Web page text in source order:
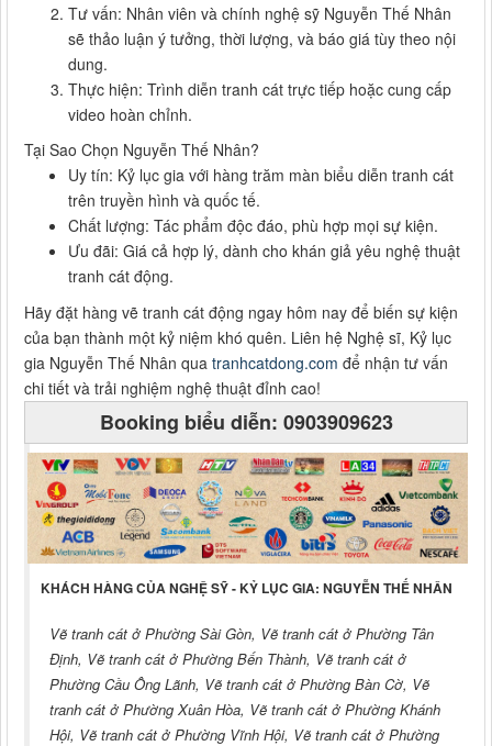
Tư vấn: Nhân viên và chính nghệ sỹ Nguyễn Thế Nhân
sẽ thảo luận ý tưởng, thời lượng, và báo giá tùy theo nội
dung.
Thực hiện: Trình diễn tranh cát trực tiếp hoặc cung cấp
video hoàn chỉnh.
Tại Sao Chọn Nguyễn Thế Nhân?
Uy tín: Kỷ lục gia với hàng trăm màn biểu diễn tranh cát
trên truyền hình và quốc tế.
Chất lượng: Tác phẩm độc đáo, phù hợp mọi sự kiện.
Ưu đãi: Giá cả hợp lý, dành cho khán giả yêu nghệ thuật
tranh cát động.
Hãy đặt hàng vẽ tranh cát động ngay hôm nay để biến sự kiện
của bạn thành một kỷ niệm khó quên. Liên hệ Nghệ sĩ, Kỷ lục
gia Nguyễn Thế Nhân qua tranhcatdong.com để nhận tư vấn
chi tiết và trải nghiệm nghệ thuật đỉnh cao!
Booking biểu diễn: 0903909623
KHÁCH HÀNG CỦA NGHỆ SỸ - KỶ LỤC GIA: NGUYỄN THẾ NHÂN
Vẽ tranh cát ở Phường Sài Gòn, Vẽ tranh cát ở Phường Tân
Định, Vẽ tranh cát ở Phường Bến Thành, Vẽ tranh cát ở
Phường Cầu Ông Lãnh, Vẽ tranh cát ở Phường Bàn Cờ, Vẽ
tranh cát ở Phường Xuân Hòa, Vẽ tranh cát ở Phường Khánh
Hội, Vẽ tranh cát ở Phường Vĩnh Hội, Vẽ tranh cát ở Phường